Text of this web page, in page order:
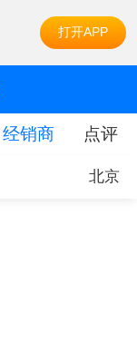
打开APP
经销商 点评
北京